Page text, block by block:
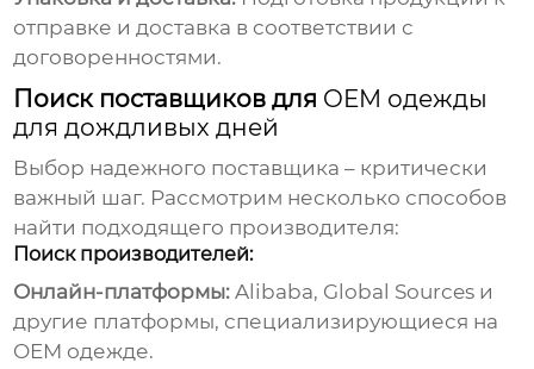
отправке и доставка в соответствии с
договоренностями.
Поиск поставщиков для OEM одежды
для дождливых дней
Выбор надежного поставщика – критически
важный шаг. Рассмотрим несколько способов
найти подходящего производителя:
Поиск производителей:
Онлайн-платформы: Alibaba, Global Sources и
другие платформы, специализирующиеся на
OEM одежде.